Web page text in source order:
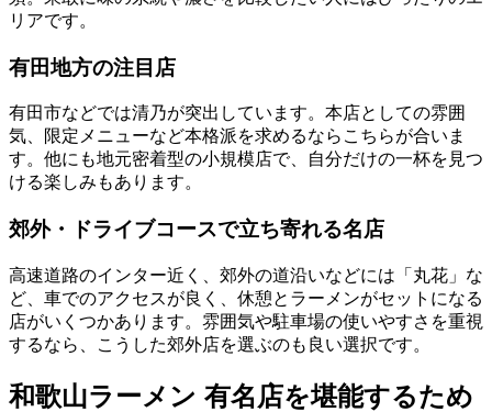
リアです。
有田地方の注目店
有田市などでは清乃が突出しています。本店としての雰囲
気、限定メニューなど本格派を求めるならこちらが合いま
す。他にも地元密着型の小規模店で、自分だけの一杯を見つ
ける楽しみもあります。
郊外・ドライブコースで立ち寄れる名店
高速道路のインター近く、郊外の道沿いなどには「丸花」な
ど、車でのアクセスが良く、休憩とラーメンがセットになる
店がいくつかあります。雰囲気や駐車場の使いやすさを重視
するなら、こうした郊外店を選ぶのも良い選択です。
和歌山ラーメン 有名店を堪能するため